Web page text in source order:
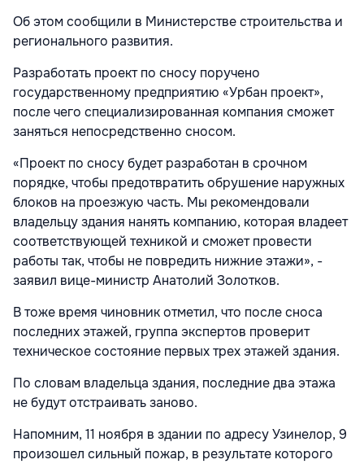
Об этом сообщили в Министерстве строительства и
регионального развития.
Разработать проект по сносу поручено
государственному предприятию «Урбан проект»,
после чего специализированная компания сможет
заняться непосредственно сносом.
«Проект по сносу будет разработан в срочном
порядке, чтобы предотвратить обрушение наружных
блоков на проезжую часть. Мы рекомендовали
владельцу здания нанять компанию, которая владеет
соответствующей техникой и сможет провести
работы так, чтобы не повредить нижние этажи», -
заявил вице-министр Анатолий Золотков.
В тоже время чиновник отметил, что после сноса
последних этажей, группа экспертов проверит
техническое состояние первых трех этажей здания.
По словам владельца здания, последние два этажа
не будут отстраивать заново.
Напомним, 11 ноября в здании по адресу Узинелор, 9
произошел сильный пожар, в результате которого